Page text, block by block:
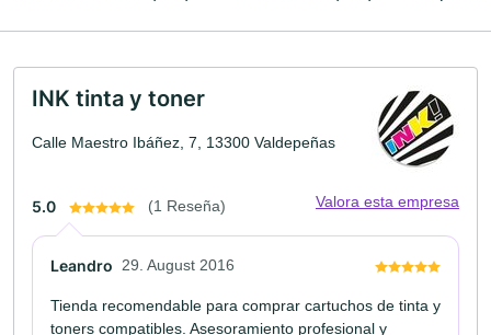
INK tinta y toner
Calle Maestro Ibáñez, 7, 13300 Valdepeñas
5.0 (1 Reseña) Valora esta empresa
Leandro 29. August 2016
Tienda recomendable para comprar cartuchos de tinta y
toners compatibles. Asesoramiento profesional y